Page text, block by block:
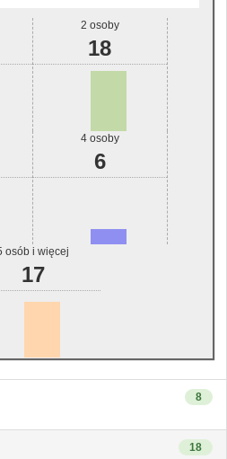
2 osoby
18
4 osoby
6
osób i więcej
17
8
18